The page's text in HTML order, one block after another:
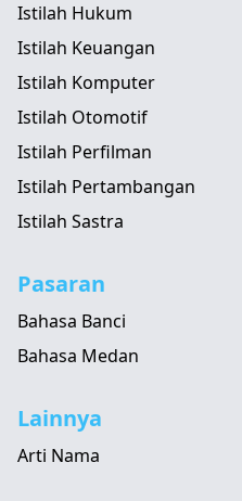
Istilah Hukum
Istilah Keuangan
Istilah Komputer
Istilah Otomotif
Istilah Perfilman
Istilah Pertambangan
Istilah Sastra
Pasaran
Bahasa Banci
Bahasa Medan
Lainnya
Arti Nama